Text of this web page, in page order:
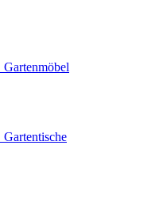
Gartenmöbel
Gartentische